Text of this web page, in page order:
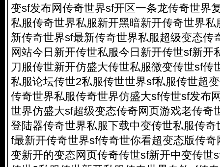
变sf发布网传奇世界sf开区一条龙传奇世界
私服传奇世界私服新开黑暗新开传奇世界
新传奇世界sf最新传奇世界私服超级变态传
网站今日新开传世私服今日新开传世sf新开
刀服传世新开仿盛大传世私服微变传世sf传
私服论坛传世2私服传世世界sf私服传世超
传奇世界私服传奇世界仿盛大sf传世sf发布
世界仿盛大sf超级变态传奇网页游戏老传奇
登陆器传奇世界私服下载中变传世私服传
f最新开传奇世界sf传奇世你看超变态版传奇
变新开的变态网页传奇传世sf新开中变传世